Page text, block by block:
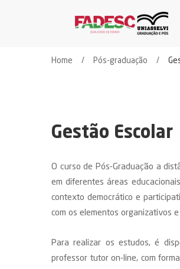
Home Pós-graduação
Gestão Escolar
O curso de Pós-Graduação a
em diferentes áreas
contexto democrático e
com os elementos organizativos
Para realizar os estudos, é
professor tutor on-line, com